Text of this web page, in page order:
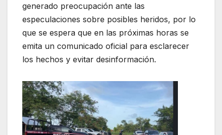
generado preocupación ante las
especulaciones sobre posibles heridos, por lo
que se espera que en las próximas horas se
emita un comunicado oficial para esclarecer
los hechos y evitar desinformación.